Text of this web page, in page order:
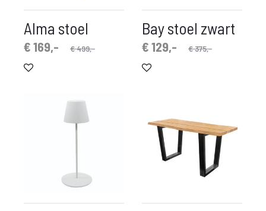
Alma stoel
€499,-
€169,-
prijs
Bay stoel zwart
€375,-
Oorspronkelijke
€129,-
Huidige
prijs